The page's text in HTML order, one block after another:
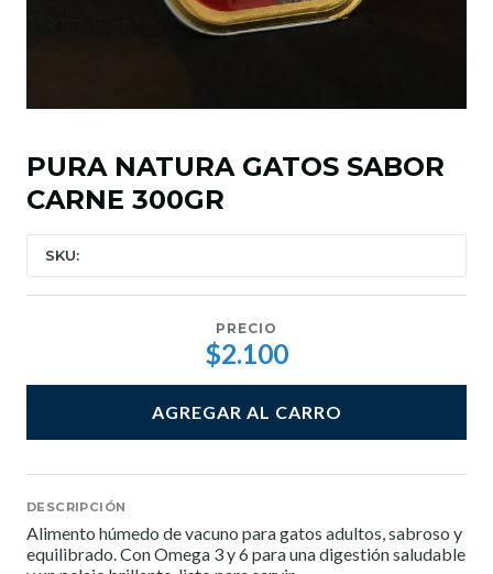
PURA NATURA GATOS SABOR
CARNE 300GR
SKU:
PRECIO
$2.100
AGREGAR AL CARRO
DESCRIPCIÓN
Alimento húmedo de vacuno para gatos adultos, sabroso y
equilibrado. Con Omega 3 y 6 para una digestión saludable